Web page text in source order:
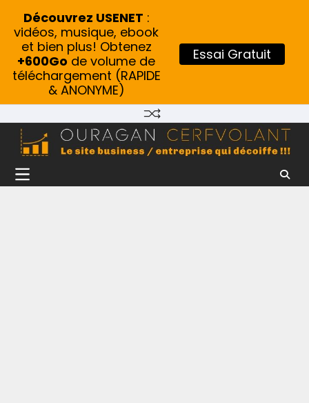
content
Découvrez USENET :
vidéos, musique, ebook
et bien plus! Obtenez
+600Go de volume de
téléchargement (RAPIDE
& ANONYME)
Essai Gratuit